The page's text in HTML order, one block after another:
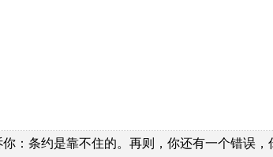
：条约是靠不住的。再则，你还有一个错误